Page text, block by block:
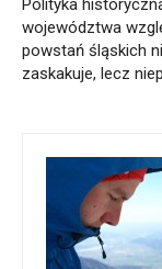
Polityka
województwa
powstań śląskich
zaskakuje, lecz